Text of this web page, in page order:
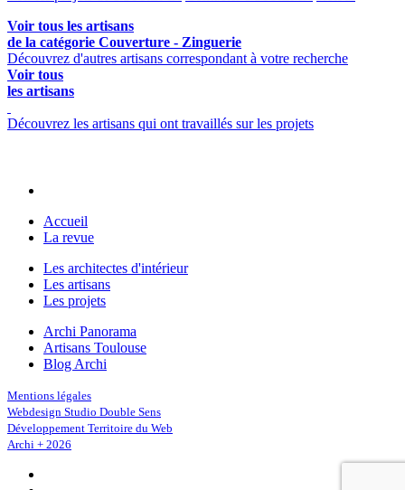
Voir tous les artisans
de la catégorie Couverture - Zinguerie
Découvrez d'autres artisans correspondant à votre recherche
Voir tous
les artisans
Découvrez les artisans qui ont travaillés sur les projets
Accueil
La revue
Les architectes d'intérieur
Les artisans
Les projets
Archi Panorama
Artisans Toulouse
Blog Archi
Mentions légales
Webdesign Studio Double Sens
Développement Territoire du Web
Archi + 2026